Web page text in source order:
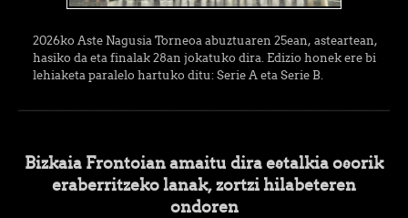
2026ko Aste Nagusia Torneoa abuztuaren 25ean, asteartean,
hasiko da eta finalak 28an jokatuko dira. Edizio honek ere bi
lehiaketa paralelo hartuko ditu: Serie A eta Serie B.
Bizkaia Frontoian amaitu dira estalkia osorik
eraberritzeko lanak, zortzi hilabeteren
ondoren